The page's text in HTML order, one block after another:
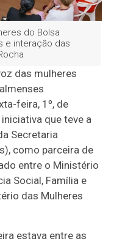
do Bolsa
e interação das
das mulheres
feira, 1º, de
que teve a
Secretaria
como parceira de
entre o Ministério
Social, Família e
das Mulheres
estava entre as